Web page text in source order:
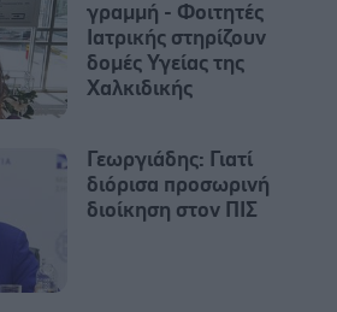
γραμμή - Φοιτητές
Ιατρικής στηρίζουν
δομές Υγείας της
Χαλκιδικής
Γεωργιάδης: Γιατί
διόρισα προσωρινή
διοίκηση στον ΠΙΣ